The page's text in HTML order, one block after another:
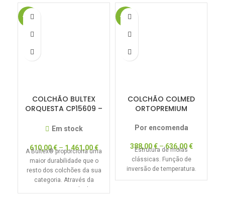
-50%
COLCHÃO BULTEX
ORQUESTA CP15609 –
50% DESCONTO
Em stock
610,00€– 1.461,00€
A Bultex® proporciona uma
maior durabilidade que o
resto dos colchões da sua
categoria. Através da
primeira Camada de
-20%
COLCHÃO COLMED
ORTOPREMIUM
Por encomenda
388,00€–636,00€
Estrutura de molas
clássicas. Função de
inversão de temperatura.